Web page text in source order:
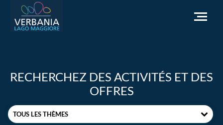
Comment se rendre
Office du tourisme
Météo
RECHERCHEZ DES ACTIVITÉS ET DES
OFFRES
TOUS LES THÈMES